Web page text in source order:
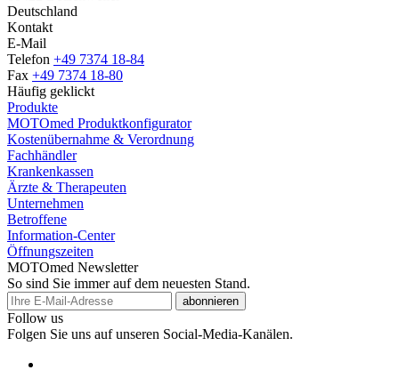
Deutschland
Kontakt
E-Mail
Telefon +49 7374 18-84
Fax +49 7374 18-80
Häufig geklickt
Produkte
MOTOmed Produktkonfigurator
Kostenübernahme & Verordnung
Fachhändler
Krankenkassen
Ärzte & Therapeuten
Unternehmen
Betroffene
Information-Center
Öffnungszeiten
MOTOmed Newsletter
So sind Sie immer auf dem neuesten Stand.
abonnieren
Follow us
Folgen Sie uns auf unseren Social-Media-Kanälen.